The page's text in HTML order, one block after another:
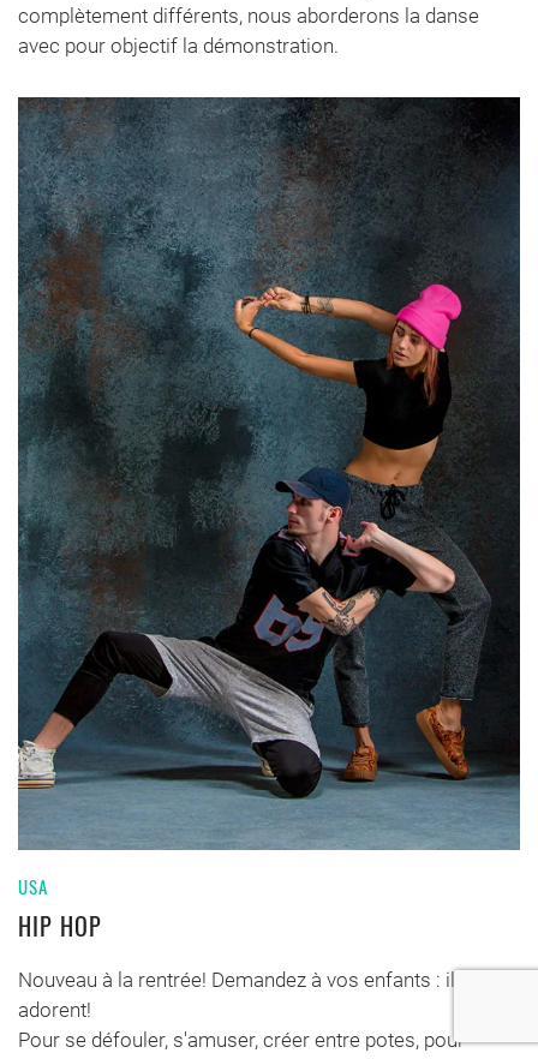
complètement différents, nous aborderons la danse
avec pour objectif la démonstration.
USA
HIP HOP
Nouveau à la rentrée! Demandez à vos enfants : ils
adorent!
Pour se défouler, s'amuser, créer entre potes, pour